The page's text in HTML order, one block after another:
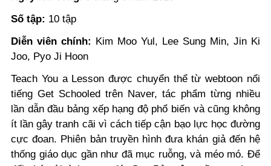
Số tập: 10 tập
Diễn viên chính: Kim Moo Yul, Lee Sung Min, Jin Ki
Joo, Pyo Ji Hoon
Teach You a Lesson được chuyển thể từ webtoon nổi
tiếng Get Schooled trên Naver, tác phẩm từng nhiều
lần dẫn đầu bảng xếp hạng độ phổ biến và cũng không
ít lần gây tranh cãi vì cách tiếp cận bạo lực học đường
cực đoan. Phiên bản truyền hình đưa khán giả đến hệ
thống giáo dục gần như đã mục ruỗng, và méo mó. Để